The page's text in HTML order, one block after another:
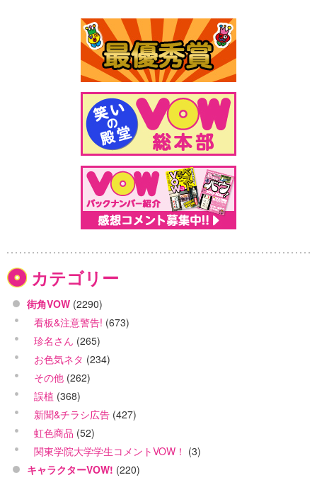
カテゴリー
街角VOW (2290)
看板&注意警告! (673)
珍名さん (265)
お色気ネタ (234)
その他 (262)
誤植 (368)
新聞&チラシ広告 (427)
虹色商品 (52)
関東学院大学学生コメントVOW！ (3)
キャラクターVOW! (220)